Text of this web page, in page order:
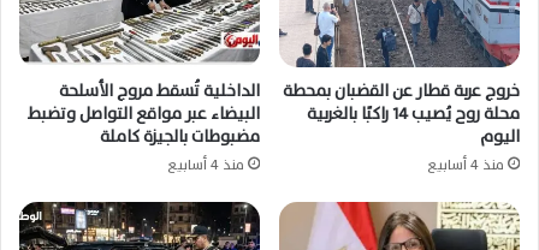
خروج عربة قطار عن القضبان بمحطة
محلة روح يُصيب 14 راكبًا بالغربية
اليوم
منذ 4 أسابيع
الداخلية تُسقط مروج الأسلحة
البيضاء عبر مواقع التواصل وتضبط
مضبوطات بالجيزة كاملة
منذ 4 أسابيع